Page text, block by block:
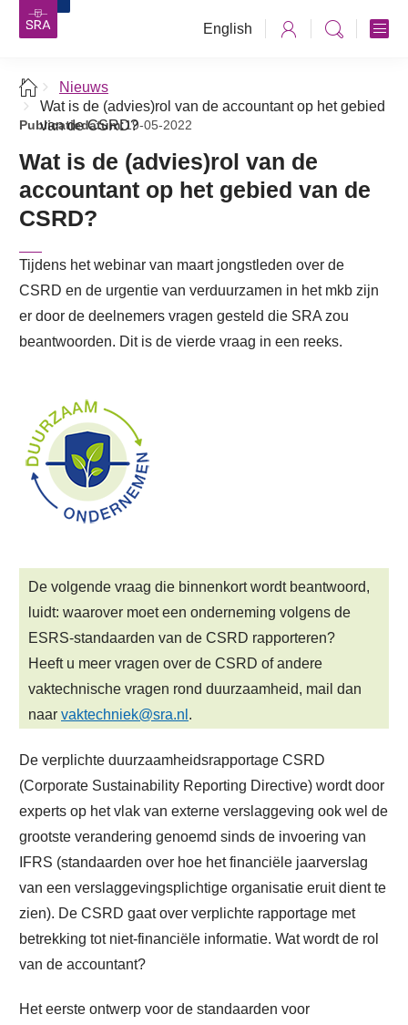
English
Nieuws
Wat is de (advies)rol van de accountant op het gebied
van de CSRD?
Publicatiedatum:19-05-2022
Wat is de (advies)rol van de
accountant op het gebied van de
CSRD?
Tijdens het webinar van maart jongstleden over de
CSRD en de urgentie van verduurzamen in het mkb zijn
er door de deelnemers vragen gesteld die SRA zou
beantwoorden. Dit is de vierde vraag in een reeks.
De volgende vraag die binnenkort wordt beantwoord,
luidt: waarover moet een onderneming volgens de
ESRS-standaarden van de CSRD rapporteren?
Heeft u meer vragen over de CSRD of andere
vaktechnische vragen rond duurzaamheid, mail dan
naar vaktechniek@sra.nl .
De verplichte duurzaamheidsrapportage CSRD
(Corporate Sustainability Reporting Directive) wordt door
experts op het vlak van externe verslaggeving ook wel de
grootste verandering genoemd sinds de invoering van
IFRS (standaarden over hoe het financiële jaarverslag
van een verslaggevingsplichtige organisatie eruit dient te
zien). De CSRD gaat over verplichte rapportage met
betrekking tot niet-financiële informatie. Wat wordt de rol
van de accountant?
Het eerste ontwerp voor de standaarden voor